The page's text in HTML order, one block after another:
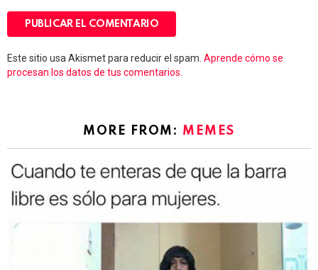
Este sitio usa Akismet para reducir el spam. Aprende cómo se
procesan los datos de tus comentarios.
MORE FROM: MEMES